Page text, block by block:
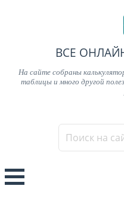
ВСЕ
На сайте собраны
таблицы и много другой